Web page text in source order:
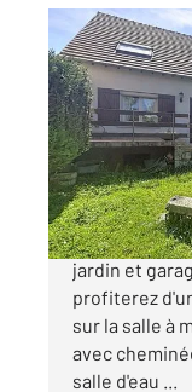
MORET LOING
126,77 m2, 5
Ref : 24296
Maison à
Venez
jardin et
profiterez
sur la salle à
avec
salle d'eau ...